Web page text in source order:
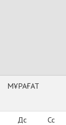
МҰРАҒАТ
Дс Сс